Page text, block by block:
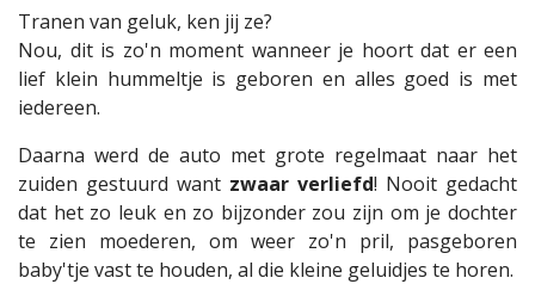
Tranen van geluk, ken jij ze?
Nou, dit is zo'n moment wanneer je hoort dat er een
lief klein hummeltje is geboren en alles goed is met
iedereen.
Daarna werd de auto met grote regelmaat naar het
zuiden gestuurd want zwaar verliefd! Nooit gedacht
dat het zo leuk en zo bijzonder zou zijn om je dochter
te zien moederen, om weer zo'n pril, pasgeboren
baby'tje vast te houden, al die kleine geluidjes te horen.